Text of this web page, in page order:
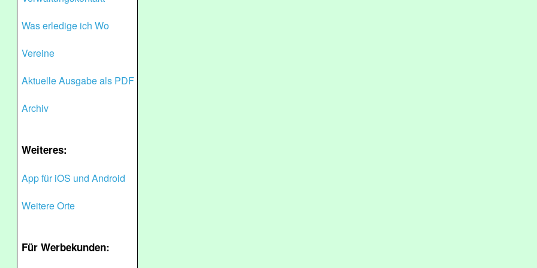
Was erledige ich Wo
Vereine
Aktuelle Ausgabe als PDF
Archiv
Weiteres:
App für iOS und Android
Weitere Orte
Für Werbekunden: